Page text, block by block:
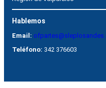
Hablemos
Email:
Teléfono: 342 376603